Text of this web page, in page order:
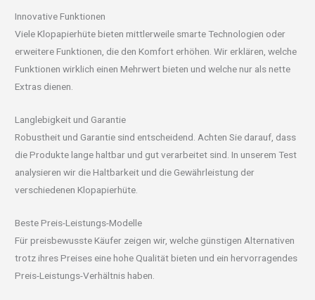
Innovative Funktionen
Viele Klopapierhüte bieten mittlerweile smarte Technologien oder
erweitere Funktionen, die den Komfort erhöhen. Wir erklären, welche
Funktionen wirklich einen Mehrwert bieten und welche nur als nette
Extras dienen.
Langlebigkeit und Garantie
Robustheit und Garantie sind entscheidend. Achten Sie darauf, dass
die Produkte lange haltbar und gut verarbeitet sind. In unserem Test
analysieren wir die Haltbarkeit und die Gewährleistung der
verschiedenen Klopapierhüte.
Beste Preis-Leistungs-Modelle
Für preisbewusste Käufer zeigen wir, welche günstigen Alternativen
trotz ihres Preises eine hohe Qualität bieten und ein hervorragendes
Preis-Leistungs-Verhältnis haben.